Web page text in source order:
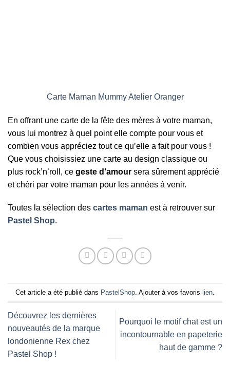
Carte Maman Mummy Atelier Oranger
En offrant une carte de la fête des mères à votre maman,
vous lui montrez à quel point elle compte pour vous et
combien vous appréciez tout ce qu’elle a fait pour vous !
Que vous choisissiez une carte au design classique ou
plus rock’n’roll, ce geste d’amour sera sûrement apprécié
et chéri par votre maman pour les années à venir.
Toutes la sélection des cartes maman est à retrouver sur
Pastel Shop.
Cet article a été publié dans PastelShop . Ajouter à vos favoris lien
Découvrez les dernières
nouveautés de la marque
londonienne Rex chez
Pastel Shop !
Pourquoi le motif chat est un
incontournable en papeterie
haut de gamme ?